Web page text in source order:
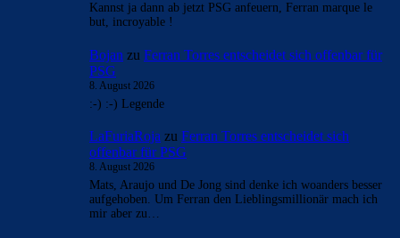
Kannst ja dann ab jetzt PSG anfeuern, Ferran marque le
but, incroyable !
Bojan zu Ferran Torres entscheidet sich offenbar für
PSG
8. August 2026
:-) :-) Legende
LaFuriaRoja zu Ferran Torres entscheidet sich
offenbar für PSG
8. August 2026
Mats, Araujo und De Jong sind denke ich woanders besser
aufgehoben. Um Ferran den Lieblingsmillionär mach ich
mir aber zu…